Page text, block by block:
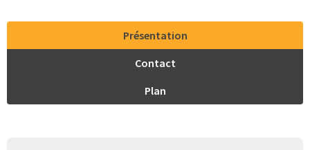
Présentation
Contact
Plan